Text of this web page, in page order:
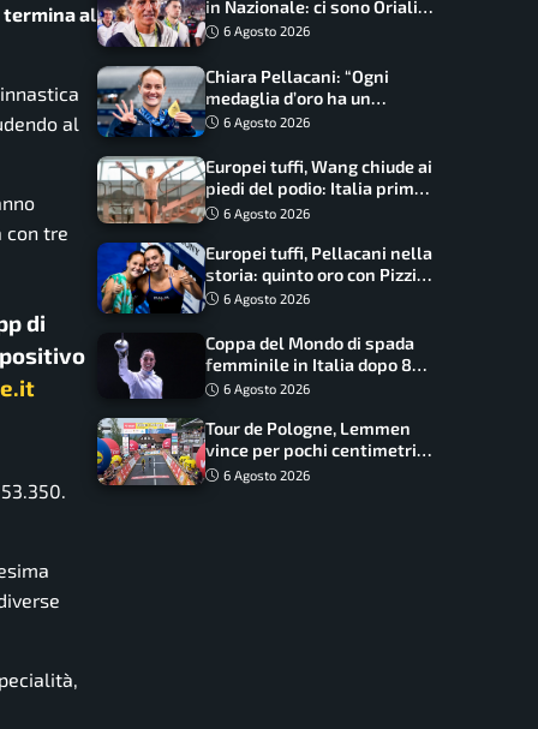
termina al
al
con tre
di
in Nazionale: ci sono Oriali e
Bonucci, confermato un
6 Agosto 2026
Chiara Pellacani: “Ogni
medaglia d’oro ha un
significato diverso. Ho fatto
6 Agosto 2026
Europei tuffi, Wang chiude ai
piedi del podio: Italia prima
nel medagliere
6 Agosto 2026
Europei tuffi, Pellacani nella
storia: quinto oro con Pizzini
nel sincro da 3 metri
6 Agosto 2026
Coppa del Mondo di spada
femminile in Italia dopo 8
anni, Alberta Santuccio: “Il
frutti”
6 Agosto 2026
Tour de Pologne, Lemmen
vince per pochi centimetri
su Scaroni: maxi-caduta e
6 Agosto 2026